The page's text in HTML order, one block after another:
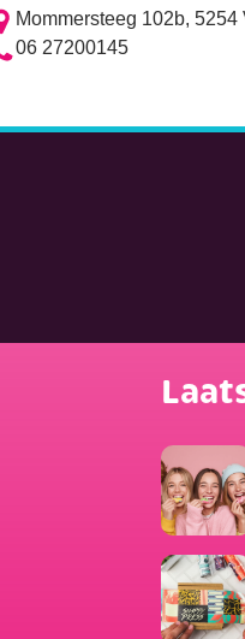
Mommersteeg 102b, 5254
06 27200145